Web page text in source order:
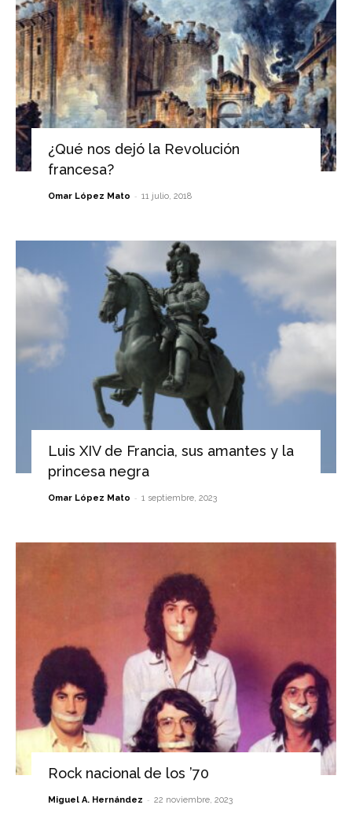
¿Qué nos dejó la Revolución
francesa?
Omar López Mato - 11 julio, 2018
Luis XIV de Francia, sus amantes y la
princesa negra
Omar López Mato - 1 septiembre, 2023
Rock nacional de los ’70
Miguel A. Hernández - 22 noviembre, 2023